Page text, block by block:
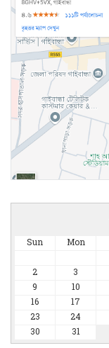
Sun Mon
2
3
9
10
16
17
23
24
30
31